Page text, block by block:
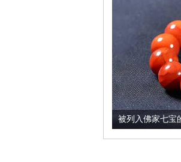
被列入佛家七宝